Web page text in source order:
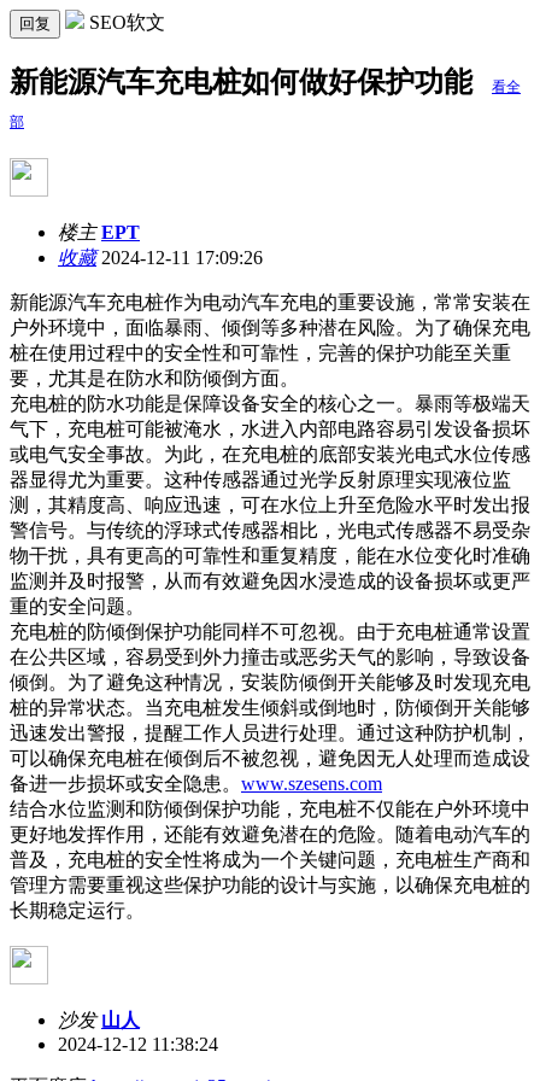
回复 SEO软文
新能源汽车充电桩如何做好保护功能 看全
部
楼主 EPT
收藏2024-12-11 17:09:26
新能源汽车充电桩作为电动汽车充电的重要设施，常常安装在
户外环境中，面临暴雨、倾倒等多种潜在风险。为了确保充电
桩在使用过程中的安全性和可靠性，完善的保护功能至关重
要，尤其是在防水和防倾倒方面。
充电桩的防水功能是保障设备安全的核心之一。暴雨等极端天
气下，充电桩可能被淹水，水进入内部电路容易引发设备损坏
或电气安全事故。为此，在充电桩的底部安装光电式水位传感
器显得尤为重要。这种传感器通过光学反射原理实现液位监
测，其精度高、响应迅速，可在水位上升至危险水平时发出报
警信号。与传统的浮球式传感器相比，光电式传感器不易受杂
物干扰，具有更高的可靠性和重复精度，能在水位变化时准确
监测并及时报警，从而有效避免因水浸造成的设备损坏或更严
重的安全问题。
充电桩的防倾倒保护功能同样不可忽视。由于充电桩通常设置
在公共区域，容易受到外力撞击或恶劣天气的影响，导致设备
倾倒。为了避免这种情况，安装防倾倒开关能够及时发现充电
桩的异常状态。当充电桩发生倾斜或倒地时，防倾倒开关能够
迅速发出警报，提醒工作人员进行处理。通过这种防护机制，
可以确保充电桩在倾倒后不被忽视，避免因无人处理而造成设
备进一步损坏或安全隐患。 www.szesens.com
结合水位监测和防倾倒保护功能，充电桩不仅能在户外环境中
更好地发挥作用，还能有效避免潜在的危险。随着电动汽车的
普及，充电桩的安全性将成为一个关键问题，充电桩生产商和
管理方需要重视这些保护功能的设计与实施，以确保充电桩的
长期稳定运行。
沙发 山人
2024-12-12 11:38:24